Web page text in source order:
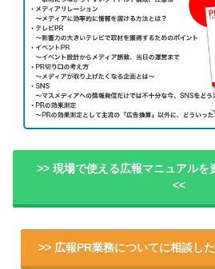
>> 現場で使える広報マニュアルを
<<
>> 広報PR業務についてに相談し